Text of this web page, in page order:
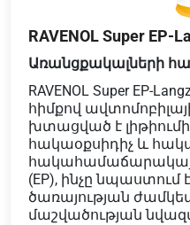
RAVENOL Super EP-
Առանցքակալների
RAVENOL Super EP-
հիմքով
խտացված է
հակաօքսիդիչ և
(EP), ինչը նպաստում
ծառայության
մաշվածության